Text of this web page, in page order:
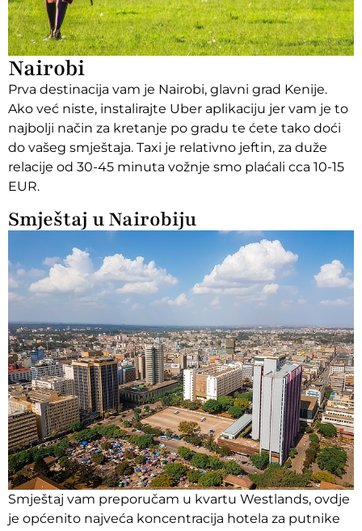
Nairobi
Prva destinacija vam je Nairobi, glavni grad Kenije.
Ako već niste, instalirajte Uber aplikaciju jer vam je to
najbolji način za kretanje po gradu te ćete tako doći
do vašeg smještaja. Taxi je relativno jeftin, za duže
relacije od 30-45 minuta vožnje smo plaćali cca 10-15
EUR.
Smještaj u Nairobiju
Smještaj vam preporučam u kvartu Westlands, ovdje
je općenito najveća koncentracija hotela za putnike